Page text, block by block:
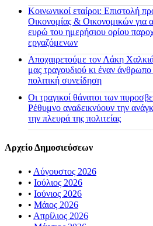
Κοινωνικοί εταίροι: Επιστολή
Οικονομίας & Οικονομικών για
ευρώ του ημερήσιου ορίου
εργαζόμενων
Αποχαιρετούμε τον Λάκη
μας τραγουδιού κι έναν
πολιτική συνείδηση
Οι τραγικοί θάνατοι των
Ρέθυμνο αναδεικνύουν την
την πλευρά της πολιτείας
Αρχείο Δημοσιεύσεων
• Αύγουστος 2026
• Ιούλιος 2026
• Ιούνιος 2026
• Μάιος 2026
• Απρίλιος 2026